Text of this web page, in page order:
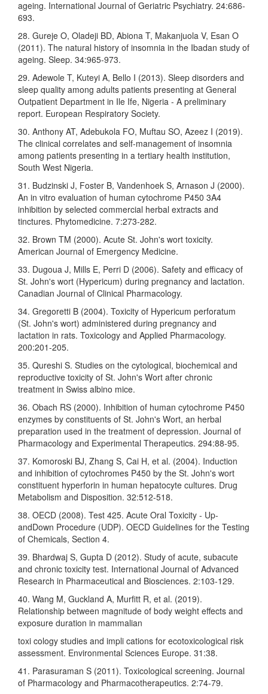
ageing. International Journal of Geriatric Psychiatry. 24:686-
693.
28. Gureje O, Oladeji BD, Abiona T, Makanjuola V, Esan O
(2011). The natural history of insomnia in the Ibadan study of
ageing. Sleep. 34:965-973.
29. Adewole T, Kuteyi A, Bello I (2013). Sleep disorders and
sleep quality among adults patients presenting at General
Outpatient Department in Ile Ife, Nigeria - A preliminary
report. European Respiratory Society.
30. Anthony AT, Adebukola FO, Muftau SO, Azeez I (2019).
The clinical correlates and self-management of insomnia
among patients presenting in a tertiary health institution,
South West Nigeria.
31. Budzinski J, Foster B, Vandenhoek S, Arnason J (2000).
An in vitro evaluation of human cytochrome P450 3A4
inhibition by selected commercial herbal extracts and
tinctures. Phytomedicine. 7:273-282.
32. Brown TM (2000). Acute St. John's wort toxicity.
American Journal of Emergency Medicine.
33. Dugoua J, Mills E, Perri D (2006). Safety and efficacy of
St. John's wort (Hypericum) during pregnancy and lactation.
Canadian Journal of Clinical Pharmacology.
34. Gregoretti B (2004). Toxicity of Hypericum perforatum
(St. John's wort) administered during pregnancy and
lactation in rats. Toxicology and Applied Pharmacology.
200:201-205.
35. Qureshi S. Studies on the cytological, biochemical and
reproductive toxicity of St. John's Wort after chronic
treatment in Swiss albino mice.
36. Obach RS (2000). Inhibition of human cytochrome P450
enzymes by constituents of St. John's Wort, an herbal
preparation used in the treatment of depression. Journal of
Pharmacology and Experimental Therapeutics. 294:88-95.
37. Komoroski BJ, Zhang S, Cai H, et al. (2004). Induction
and inhibition of cytochromes P450 by the St. John's wort
constituent hyperforin in human hepatocyte cultures. Drug
Metabolism and Disposition. 32:512-518.
38. OECD (2008). Test 425. Acute Oral Toxicity - Up-
andDown Procedure (UDP). OECD Guidelines for the Testing
of Chemicals, Section 4.
39. Bhardwaj S, Gupta D (2012). Study of acute, subacute
and chronic toxicity test. International Journal of Advanced
Research in Pharmaceutical and Biosciences. 2:103-129.
40. Wang M, Guckland A, Murfitt R, et al. (2019).
Relationship between magnitude of body weight effects and
exposure duration in mammalian
toxi cology studies and impli cations for ecotoxicological risk
assessment. Environmental Sciences Europe. 31:38.
41. Parasuraman S (2011). Toxicological screening. Journal
of Pharmacology and Pharmacotherapeutics. 2:74-79.